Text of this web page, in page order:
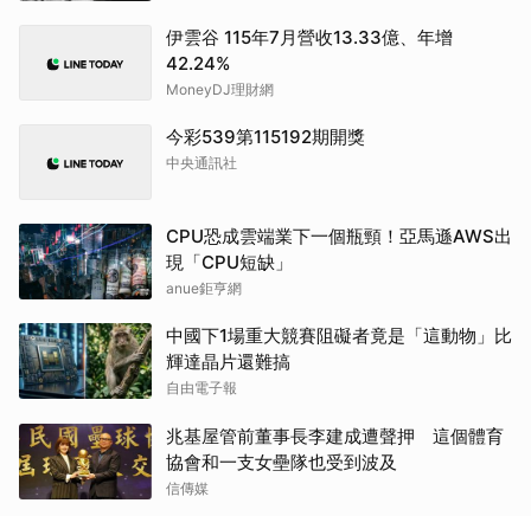
伊雲谷 115年7月營收13.33億、年增
42.24%
MoneyDJ理財網
今彩539第115192期開獎
中央通訊社
CPU恐成雲端業下一個瓶頸！亞馬遜AWS出
現「CPU短缺」
anue鉅亨網
中國下1場重大競賽阻礙者竟是「這動物」比
輝達晶片還難搞
自由電子報
兆基屋管前董事長李建成遭聲押 這個體育
協會和一支女壘隊也受到波及
信傳媒